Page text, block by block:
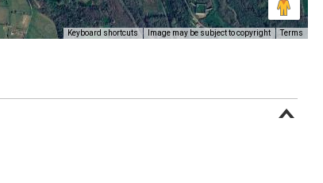
Keyboard shortcuts Image may be subject to copyright Terms